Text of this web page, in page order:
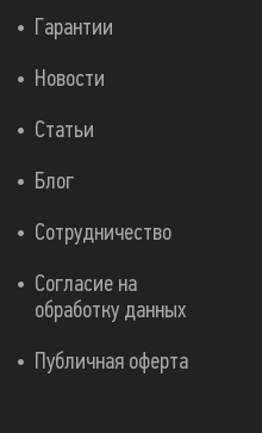
Гарантии
Новости
Статьи
Блог
Сотрудничество
Согласие на
обработку данных
Публичная оферта